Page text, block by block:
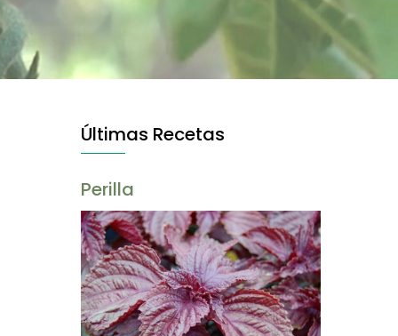
Últimas Recetas
Perilla